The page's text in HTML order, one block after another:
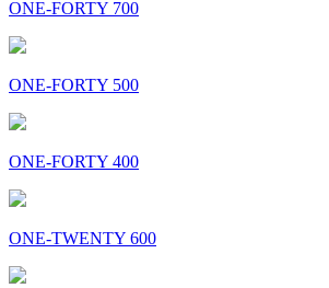
ONE-FORTY 700
ONE-FORTY 500
ONE-FORTY 400
ONE-TWENTY 600